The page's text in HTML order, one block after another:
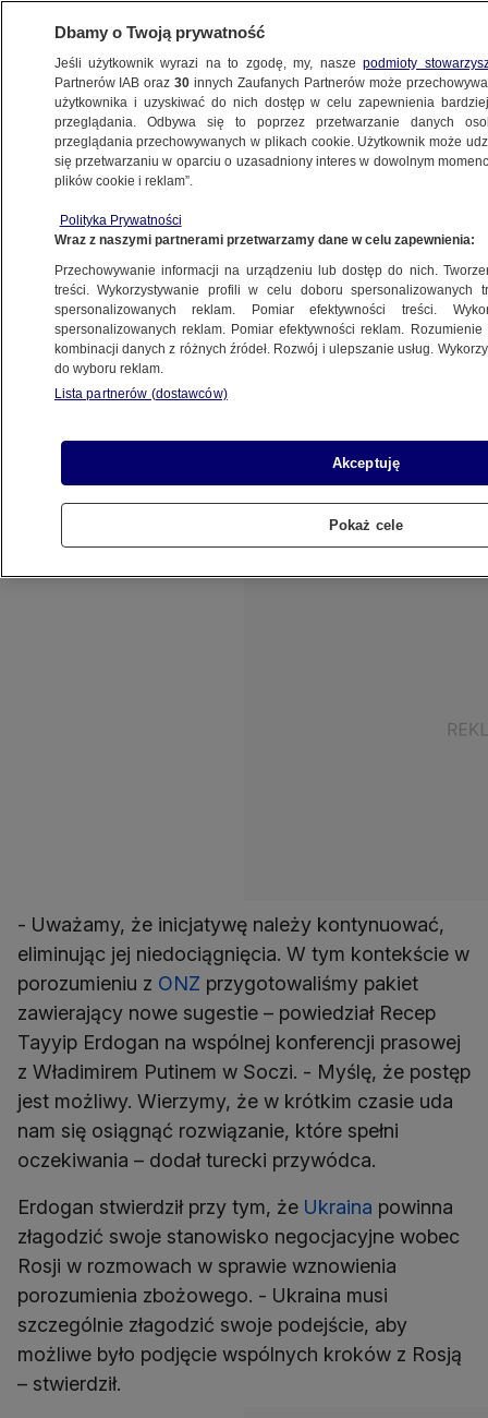
ŚWIAT
stawia warunki
4.09.2023, 20:43
Udostępnij
W czasie spotkania prezydentów Turcji Recepa
któremu Ukraina mogłaby bezpiecznie
eksportować swoje produkty rolne przez Morze
Czarne. Erdogan wyraził nadzieję, że wkrótce
uda się znaleźć rozwiązanie problemu.
- Uważamy, że inicjatywę należy kontynuować,
eliminując jej niedociągnięcia. W tym kontekście w
porozumieniu z ONZ przygotowaliśmy pakiet
zawierający nowe sugestie – powiedział Recep
Tayyip Erdogan na wspólnej konferencji prasowej
z Władimirem Putinem w Soczi. - Myślę, że postęp
jest możliwy. Wierzymy, że w krótkim czasie uda
nam się osiągnąć rozwiązanie, które spełni
oczekiwania – dodał turecki przywódca.
Erdogan stwierdził przy tym, że Ukraina powinna
złagodzić swoje stanowisko negocjacyjne wobec
Rosji w rozmowach w sprawie wznowienia
porozumienia zbożowego. - Ukraina musi
szczególnie złagodzić swoje podejście, aby
możliwe było podjęcie wspólnych kroków z Rosją
– stwierdził.
Dbamy o Twoją prywatność
Jeśli użytkownik wyrazi na to zgodę, my, naszepodmioty
Partnerów IAB oraz30 innych Zaufanych Partnerów może
użytkownika i uzyskiwać do nich dostęp w celu zapewnienia
przeglądania. Odbywa się to poprzez przetwarzanie danych
przeglądania przechowywanych w plikach cookie. Użytkownik może
się przetwarzaniu w oparciu o uzasadniony interes w dowolnym
plików cookie i reklam”.
Polityka Prywatności
Wraz z naszymi partnerami przetwarzamy dane w celu zapewnienia:
Przechowywanie informacji na urządzeniu lub dostęp do nich.
treści. Wykorzystywanie profili w celu doboru spersonalizowanych
spersonalizowanych reklam. Pomiar efektywności treści.
spersonalizowanych reklam. Pomiar efektywności reklam.
kombinacji danych z różnych źródeł. Rozwój i ulepszanie usług.
do wyboru reklam.
Lista partnerów (dostawców)
Akceptuję
Pokaż cele